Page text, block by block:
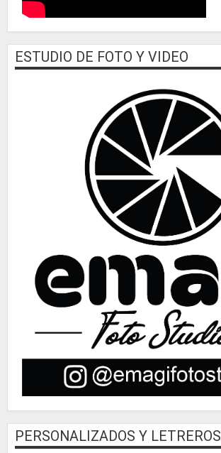
ESTUDIO DE FOTO Y VIDEO
PERSONALIZADOS Y LETREROS